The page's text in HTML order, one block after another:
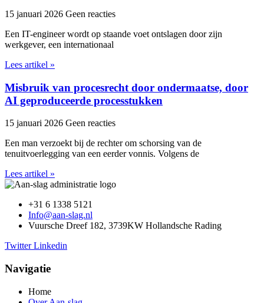
15 januari 2026 Geen reacties
Een IT-engineer wordt op staande voet ontslagen door zijn
werkgever, een internationaal
Lees artikel »
Misbruik van procesrecht door ondermaatse, door
AI geproduceerde processtukken
15 januari 2026 Geen reacties
Een man verzoekt bij de rechter om schorsing van de
tenuitvoerlegging van een eerder vonnis. Volgens de
Lees artikel »
+31 6 1338 5121
Info@aan-slag.nl
Vuursche Dreef 182, 3739KW Hollandsche Rading
Twitter Linkedin
Navigatie
Home